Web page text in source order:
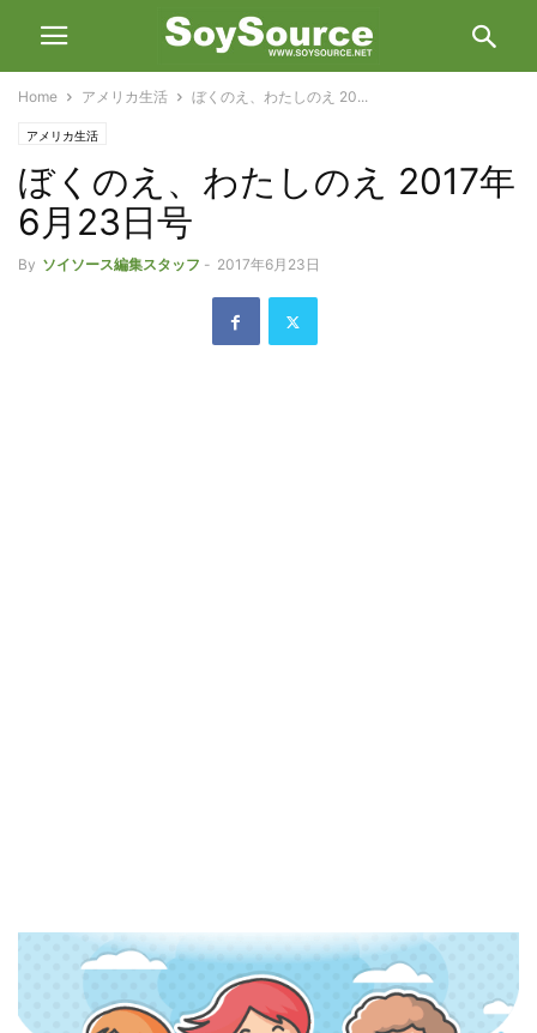
Home アメリカ生活 ぼくのえ、わたしのえ 20...
アメリカ生活
ぼくのえ、わたしのえ 2017年
6月23日号
By ソイソース編集スタッフ - 2017年6月23日